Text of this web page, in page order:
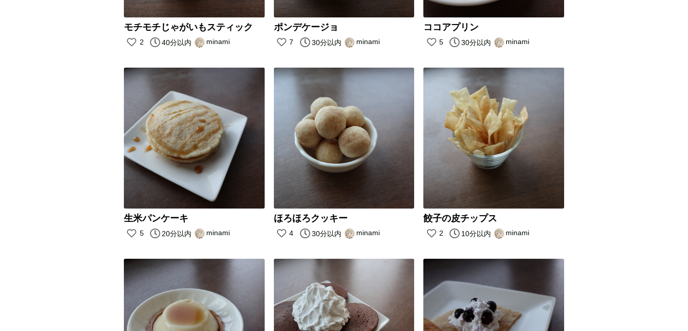
モチモチじゃがいもスティック
2 40分以内 minami
ポンデケージョ
7 30分以内 minami
ココアプリン
5 30分以内 minami
生米パンケーキ
5 20分以内 minami
ほろほろクッキー
4 30分以内 minami
餃子の皮チップス
2 10分以内 minami